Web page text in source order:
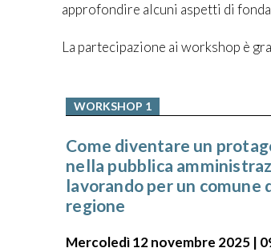
approfondire alcuni aspetti di
La partecipazione ai workshop è
WORKSHOP 1
Come diventare un
nella pubblica
lavorando per un comune
regione
Mercoledì 12 novembre 2025 |